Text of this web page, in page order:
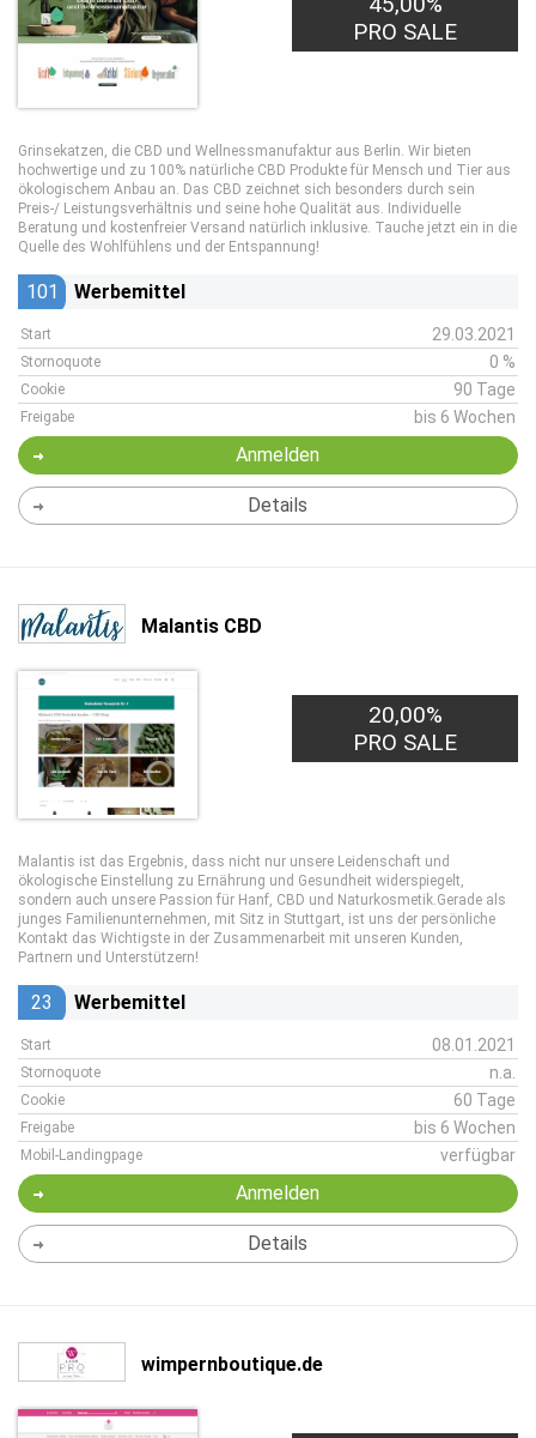
PRO SALE
Grinsekatzen, die CBD und Wellnessmanufaktur aus Berlin. Wir bieten
hochwertige und zu 100% natürliche CBD Produkte für Mensch und Tier aus
ökologischem Anbau an. Das CBD zeichnet sich besonders durch sein
Preis-/ Leistungsverhältnis und seine hohe Qualität aus. Individuelle
Beratung und kostenfreier Versand natürlich inklusive. Tauche jetzt ein in die
Quelle des Wohlfühlens und der Entspannung!
101 Werbemittel
Start 29.03.2021
Stornoquote 0 %
Cookie 90 Tage
Freigabe bis 6 Wochen
Anmelden
Details
Malantis CBD
20,00%
PRO SALE
Malantis ist das Ergebnis, dass nicht nur unsere Leidenschaft und
ökologische Einstellung zu Ernährung und Gesundheit widerspiegelt,
sondern auch unsere Passion für Hanf, CBD und Naturkosmetik.Gerade als
junges Familienunternehmen, mit Sitz in Stuttgart, ist uns der persönliche
Kontakt das Wichtigste in der Zusammenarbeit mit unseren Kunden,
Partnern und Unterstützern!
23 Werbemittel
Start 08.01.2021
Stornoquote n.a.
Cookie 60 Tage
Freigabe bis 6 Wochen
Mobil-Landingpage verfügbar
Anmelden
Details
wimpernboutique.de